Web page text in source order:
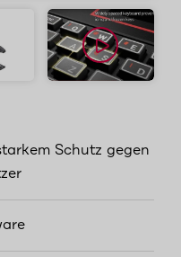
Schutz gegen